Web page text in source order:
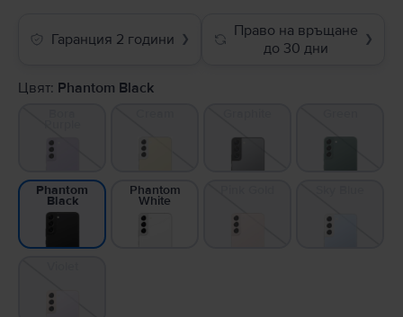
Гаранция 2 години ❯
Право на връщане
до 30 дни
❯
Цвят: Phantom Black
Phantom
Black
Phantom
White